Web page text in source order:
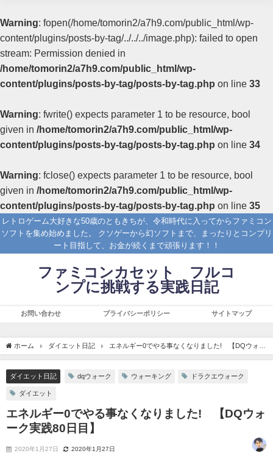
Warning: fopen(/home/tomorin2/a7h9.com/public_html/wp-
content/plugins/posts-by-tag/../../../image.php): failed to open
stream: Permission denied in
/home/tomorin2/a7h9.com/public_html/wp-
content/plugins/posts-by-tag/posts-by-tag.php on line 33
Warning: fwrite() expects parameter 1 to be resource, bool
given in /home/tomorin2/a7h9.com/public_html/wp-
content/plugins/posts-by-tag/posts-by-tag.php on line 34
Warning: fclose() expects parameter 1 to be resource, bool
given in /home/tomorin2/a7h9.com/public_html/wp-
content/plugins/posts-by-tag/posts-by-tag.php on line 35
レトロゲーム大好きな50歳のともきちが、令和時代に入ってからファミコン
ソフトを集め始めました。 クソゲーから幻ソフトまで、まったりとコンプリ
ート目指して、お金が続くまで頑張ります！！
ファミコンカセット フルコ
ンプに挑戦する実践日記
お問い合わせ プライバシーポリシー サイトマップ
ホーム ダイエット日記
エネルギー0でやる事なくなりました! 【DQウォー
ク実践80日目】
ダイエット日記 dqウォーク ウォーキング ドラクエウォーク
ダイエット
エネルギー0でやる事なくなりました! 【DQウォ
ーク実践80日目】
2020年1月27日 2020年1月27日